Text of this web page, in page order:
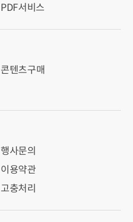
PDF서비스
콘텐츠구매
행사문의
이용약관
고충처리